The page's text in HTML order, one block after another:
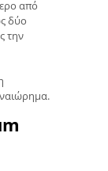
από
δύο
την